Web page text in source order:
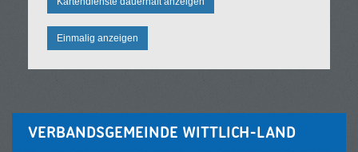
Einmalig anzeigen
VERBANDSGEMEINDE WITTLICH-LAND